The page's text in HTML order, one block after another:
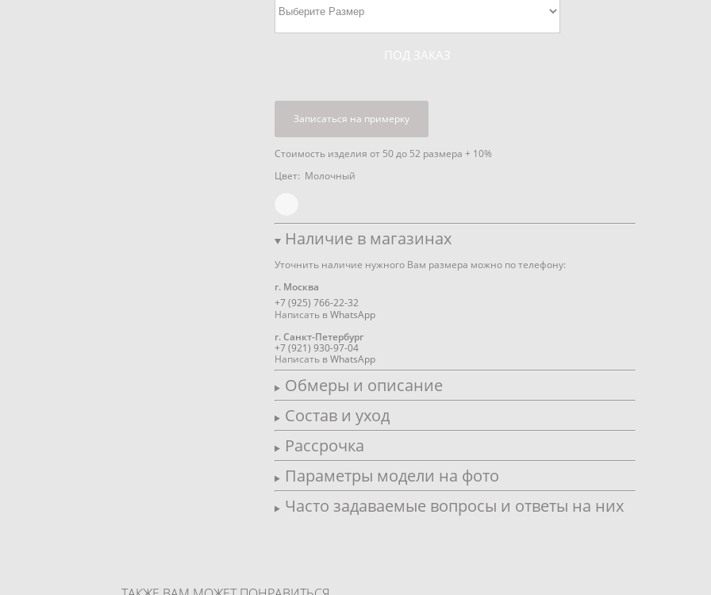
ПОД ЗАКАЗ
Записаться на примерку
Стоимость изделия от 50 до 52 размера + 10%
Цвет: Молочный
Наличие в магазинах
Уточнить наличие нужного Вам размера можно по телефону:
г. Москва
+7 (925) 766-22-32
Написать вWhatsApp
г. Санкт-Петербург
+7 (921) 930-97-04
Написать вWhatsApp
Обмеры и описание
Состав и уход
Рассрочка
Параметры модели на фото
Часто задаваемые вопросы и ответы на них